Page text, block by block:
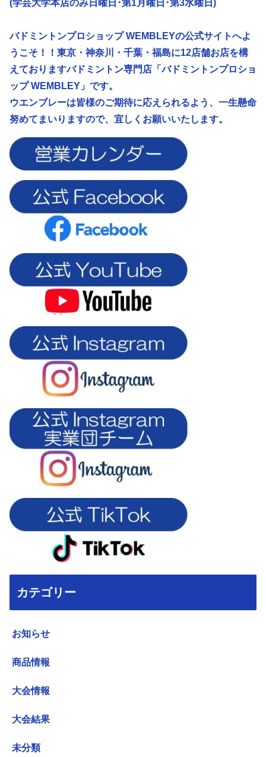
(学芸大学本店のみ日曜日･第1月曜日･第3水曜日)
バドミントンプロショップ WEMBLEYの公式サイトへよ
うこそ！！東京・神奈川・千葉・福島に12店舗お店を構
えておりますバドミントン専門店「バドミントンプロショ
ップ WEMBLEY」です。
ウエンブレーは皆様のご期待に応えられるよう、 一生懸命
努めてまいりますので、宜しくお願いいたします。
カテゴリー
お知らせ
商品情報
大会情報
大会結果
未分類